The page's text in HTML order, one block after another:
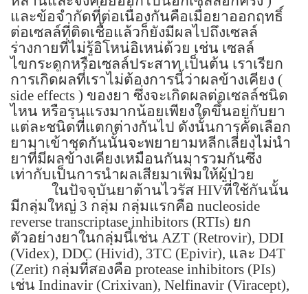
และข้อจำกัดที่ต่อเนื่องกันคือเมื่อยาออกฤทธิ์
ต่อเซลล์ที่ติดเชื้อแล้วก็ยังมีผลไปถึงเซลล์
ร่างกายที่ไม่รู้อิโหน่อิเหน่ด้วย เช่น เซลล์
ไขกระดูกหรือเซลล์ประสาท เป็นต้น เราเรียก
การเกิดผลที่เราไม่ต้องการนี้ว่าผลข้างเคียง (
side effects ) ของยา ซึ่งจะเกิดผลต่อเซลล์ชนิด
ไหน หรือรุนแรงมากน้อยเพียงใดขึ้นอยู่กับยา
แต่ละชนิดที่แตกต่างกันไป ดังนั้นการคัดเลือก
ยามาเข้าชุดกันนั้นจะพยายามหลีกเลี่ยงไม่นำ
ยาที่มีผลข้างเคียงเหมือนกันมารวมกันซึ่ง
เท่ากับเป็นการนำผลเสียมาเพิ่มให้ผู้ป่วย
ในปัจจุบันยาต้านไวรัส HIVที่ใช้กันนั้น
มีกลุ่มใหญ่ 3 กลุ่ม กลุ่มแรกคือ nucleoside
reverse transcriptase inhibitors (RTIs) ยก
ตัวอย่างยาในกลุ่มนี้เช่น AZT (Retrovir), DDI
(Videx), DDC (Hivid), 3TC (Epivir), และ D4T
(Zerit) กลุ่มที่สองคือ protease inhibitors (PIs)
เช่น Indinavir (Crixivan), Nelfinavir (Viracept),